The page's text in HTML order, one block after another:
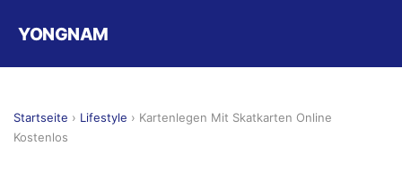
YONGNAM
Startseite › Lifestyle › Kartenlegen Mit Skatkarten Online
Kostenlos